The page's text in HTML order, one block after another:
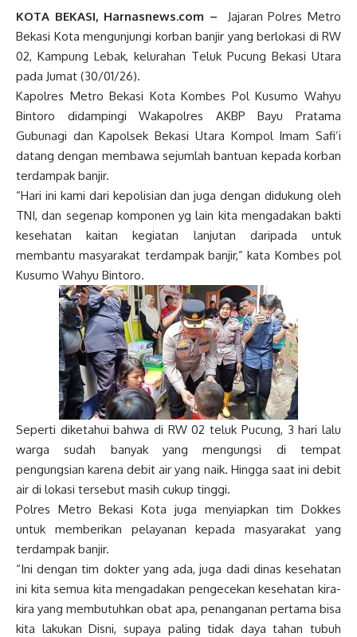
KOTA BEKASI, Harnasnews.com – Jajaran Polres Metro
Bekasi Kota mengunjungi korban banjir yang berlokasi di RW
02, Kampung Lebak, kelurahan Teluk Pucung Bekasi Utara
pada Jumat (30/01/26).
Kapolres Metro Bekasi Kota Kombes Pol Kusumo Wahyu
Bintoro didampingi Wakapolres AKBP Bayu Pratama
Gubunagi dan Kapolsek Bekasi Utara Kompol Imam Safi’i
datang dengan membawa sejumlah bantuan kepada korban
terdampak banjir.
“Hari ini kami dari kepolisian dan juga dengan didukung oleh
TNI, dan segenap komponen yg lain kita mengadakan bakti
kesehatan kaitan kegiatan lanjutan daripada untuk
membantu masyarakat terdampak banjir,” kata Kombes pol
Kusumo Wahyu Bintoro.
Seperti diketahui bahwa di RW 02 teluk Pucung, 3 hari lalu
warga sudah banyak yang mengungsi di tempat
pengungsian karena debit air yang naik. Hingga saat ini debit
air di lokasi tersebut masih cukup tinggi.
Polres Metro Bekasi Kota juga menyiapkan tim Dokkes
untuk memberikan pelayanan kepada masyarakat yang
terdampak banjir.
“Ini dengan tim dokter yang ada, juga dadi dinas kesehatan
ini kita semua kita mengadakan pengecekan kesehatan kira-
kira yang membutuhkan obat apa, penanganan pertama bisa
kita lakukan Disni, supaya paling tidak daya tahan tubuh